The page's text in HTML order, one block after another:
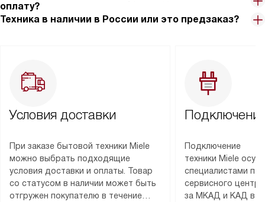
оплату?
Техника в наличии в России или это предзаказ?
Условия доставки
При заказе бытовой техники Miele
можно выбрать подходящие
условия доставки и оплаты. Товар
со статусом в наличии может быть
отгружен покупателю в течение
Подключение
техники Miele
специалистами
сервисного
за МКАД и КАД